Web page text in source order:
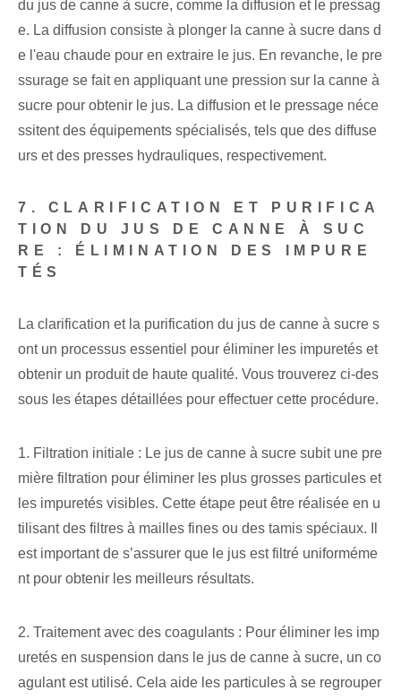
du jus de canne à sucre, comme la diffusion et le pressag
e. La diffusion consiste à plonger la canne à sucre dans d
e l'eau chaude pour en extraire le jus. En revanche, le pre
ssurage se fait en appliquant une pression sur la canne à
sucre pour obtenir le jus. La diffusion et le pressage néce
ssitent des équipements spécialisés, tels que des diffuse
urs et des presses hydrauliques, respectivement.
7. CLARIFICATION ET PURIFICA
TION DU JUS DE CANNE À SUC
RE : ÉLIMINATION DES IMPURE
TÉS
La clarification et la purification du jus de canne à sucre s
ont un processus essentiel pour éliminer les impuretés et
obtenir un produit de haute qualité. Vous trouverez ci-des
sous les étapes détaillées pour effectuer cette procédure.
1. Filtration initiale : Le jus de canne à sucre subit une pre
mière filtration pour éliminer les plus grosses particules et
les impuretés visibles. Cette étape peut être réalisée en u
tilisant des filtres à mailles fines ou des tamis spéciaux. Il
est important de s’assurer que le jus est filtré uniforméme
nt pour obtenir les meilleurs résultats.
2. Traitement avec des coagulants : Pour éliminer les imp
uretés en suspension dans le jus de canne à sucre, un co
agulant est utilisé. Cela aide les particules à se regrouper